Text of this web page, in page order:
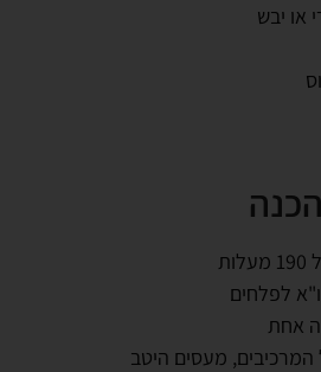
או יבש
לפלחים
אחת
המרכיבים, מעסים היטב